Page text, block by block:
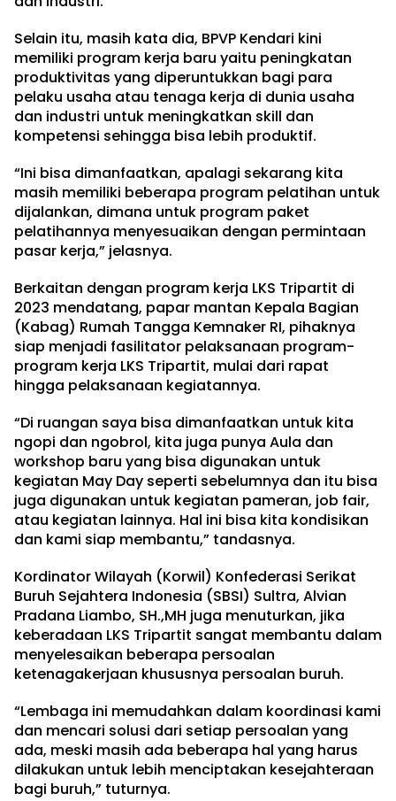
Selain itu, masih kata dia, BPVP Kendari kini
memiliki program kerja baru yaitu peningkatan
produktivitas yang diperuntukkan bagi para
pelaku usaha atau tenaga kerja di dunia usaha
dan industri untuk meningkatkan skill dan
kompetensi sehingga bisa lebih produktif.
“Ini bisa dimanfaatkan, apalagi sekarang kita
masih memiliki beberapa program pelatihan untuk
dijalankan, dimana untuk program paket
pelatihannya menyesuaikan dengan permintaan
pasar kerja,” jelasnya.
Berkaitan dengan program kerja LKS Tripartit di
2023 mendatang, papar mantan Kepala Bagian
(Kabag) Rumah Tangga Kemnaker RI, pihaknya
siap menjadi fasilitator pelaksanaan program-
program kerja LKS Tripartit, mulai dari rapat
hingga pelaksanaan kegiatannya.
“Di ruangan saya bisa dimanfaatkan untuk kita
ngopi dan ngobrol, kita juga punya Aula dan
workshop baru yang bisa digunakan untuk
kegiatan May Day seperti sebelumnya dan itu bisa
juga digunakan untuk kegiatan pameran, job fair,
atau kegiatan lainnya. Hal ini bisa kita kondisikan
dan kami siap membantu,” tandasnya.
Kordinator Wilayah (Korwil) Konfederasi Serikat
Buruh Sejahtera Indonesia (SBSI) Sultra, Alvian
Pradana Liambo, SH.,MH juga menuturkan, jika
keberadaan LKS Tripartit sangat membantu dalam
menyelesaikan beberapa persoalan
ketenagakerjaan khususnya persoalan buruh.
“Lembaga ini memudahkan dalam koordinasi kami
dan mencari solusi dari setiap persoalan yang
ada, meski masih ada beberapa hal yang harus
dilakukan untuk lebih menciptakan kesejahteraan
bagi buruh,” tuturnya.